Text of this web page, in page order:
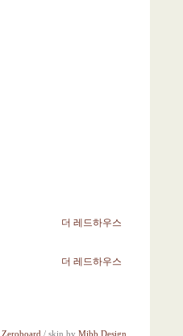
더 레드하우스
더 레드하우스
Zeroboard / skin by Mibb Design